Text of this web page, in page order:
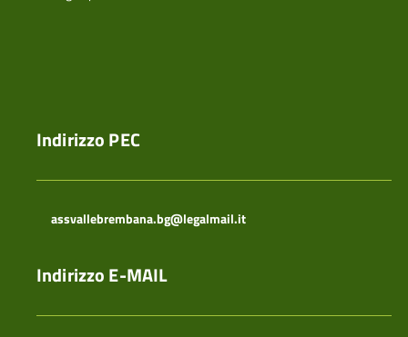
Indirizzo PEC
assvallebrembana.bg@legalmail.it
Indirizzo E-MAIL